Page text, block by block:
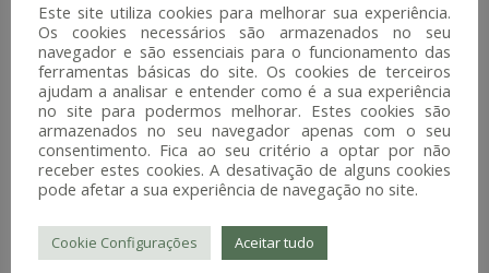
Kit Luster®
Laboratório Extraoral
– MEISINGER
Kit Finalizador
CAD/CAM (SC01) –
MEISINGER
Este site utiliza cookies para melhorar sua experiência.
Os cookies necessários são armazenados no seu
navegador e são essenciais para o funcionamento das
ferramentas básicas do site. Os cookies de terceiros
ajudam a analisar e entender como é a sua experiência
no site para podermos melhorar. Estes cookies são
armazenados no seu navegador apenas com o seu
consentimento. Fica ao seu critério a optar por não
receber estes cookies. A desativação de alguns cookies
pode afetar a sua experiência de navegação no site.
Cookie Configurações Aceitar tudo